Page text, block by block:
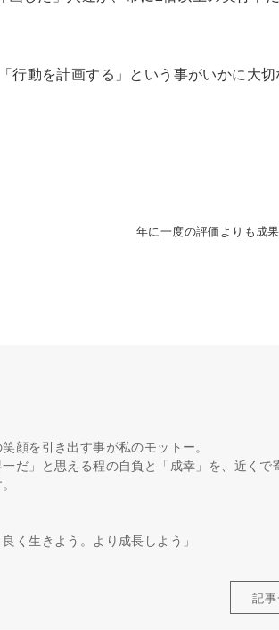
行動を計画する」という事がいかに大
年に一度の評価よりも成
顔を引き出す事が私のモットー。
だ」と思える程の自負と「成幸」を、近くで
く生きよう。より成長しよう」
記